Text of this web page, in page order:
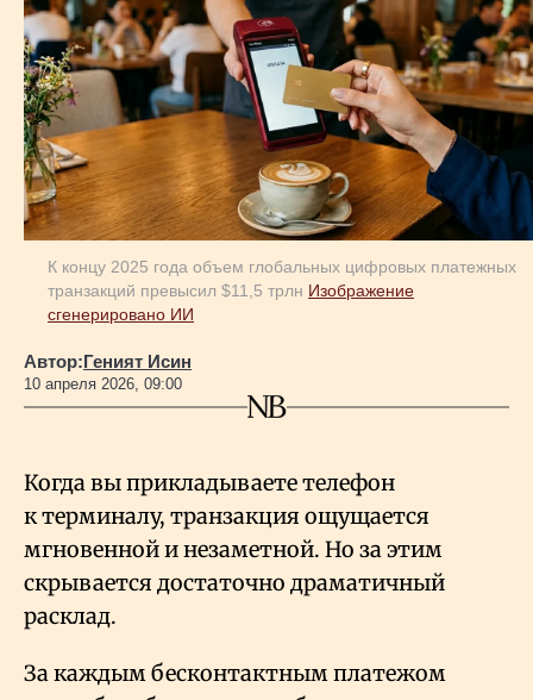
Власть
Геополитика
Исследования
Люди
Life & Arts
О нас
К концу 2025 года объем глобальных цифровых платежных
транзакций превысил $11,5 трлн Изображение
сгенерировано ИИ
Автор:Геният Исин
10 апреля 2026, 09:00
Когда вы прикладываете телефон
к терминалу, транзакция ощущается
мгновенной и незаметной. Но за этим
скрывается достаточно драматичный
расклад.
За каждым бесконтактным платежом